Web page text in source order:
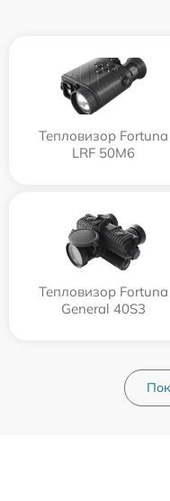
Тепловизор Fortuna
LRF 50M6
Тепловизор Fortuna
General 40S3